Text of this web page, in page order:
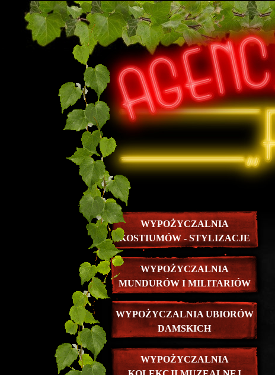
WYPOŻYCZALNIA
KOSTIUMÓW - STYLIZACJE
WYPOŻYCZALNIA
MUNDURÓW I MILITARIÓW
WYPOŻYCZALNIA UBIORÓW
DAMSKICH
WYPOŻYCZALNIA